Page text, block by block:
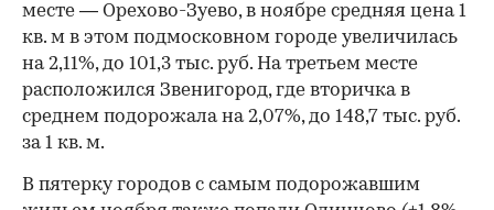
месте — Орехово-Зуево, в ноябре средняя цена 1
кв. м в этом подмосковном городе увеличилась
на 2,11%, до 101,3 тыс. руб. На третьем месте
расположился Звенигород, где вторичка в
среднем подорожала на 2,07%, до 148,7 тыс. руб.
за 1 кв. м.
В пятерку городов с самым подорожавшим